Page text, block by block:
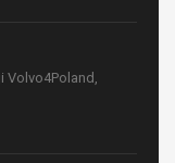
Volvo4Poland,